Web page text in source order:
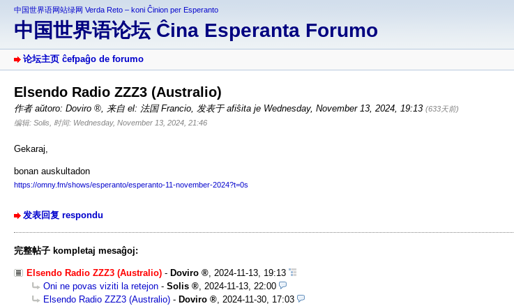
中国世界语网站绿网 Verda Reto – koni Ĉinion per Esperanto
中国世界语论坛 Ĉina Esperanta Forumo
论坛主页 ĉefpaĝo de forumo
Elsendo Radio ZZZ3 (Australio)
作者 aŭtoro: Doviro , 来自 el: 法国 Francio, 发表于 afiŝita je Wednesday, November 13, 2024, 19:13 (633天前)
编辑: Solis, 时间: Wednesday, November 13, 2024, 21:46
Gekaraj,
bonan auskultadon
https://omny.fm/shows/esperanto/esperanto-11-november-2024?t=0s
发表回复 respondu
完整帖子 kompletaj mesaĝoj:
Elsendo Radio ZZZ3 (Australio) - Doviro , 2024-11-13, 19:13
Oni ne povas viziti la retejon - Solis , 2024-11-13, 22:00
Elsendo Radio ZZZ3 (Australio) - Doviro , 2024-11-30, 17:03